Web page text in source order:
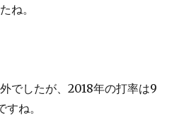
ね。
でしたが、2018年の打率は9
ね。